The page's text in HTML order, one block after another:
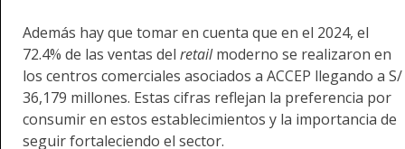
Además hay que tomar en cuenta que en el 2024, el
72.4% de las ventas del retailmoderno se realizaron en
los centros comerciales asociados a ACCEP llegando a S/
36,179 millones. Estas cifras reflejan la preferencia por
consumir en estos establecimientos y la importancia de
seguir fortaleciendo el sector.